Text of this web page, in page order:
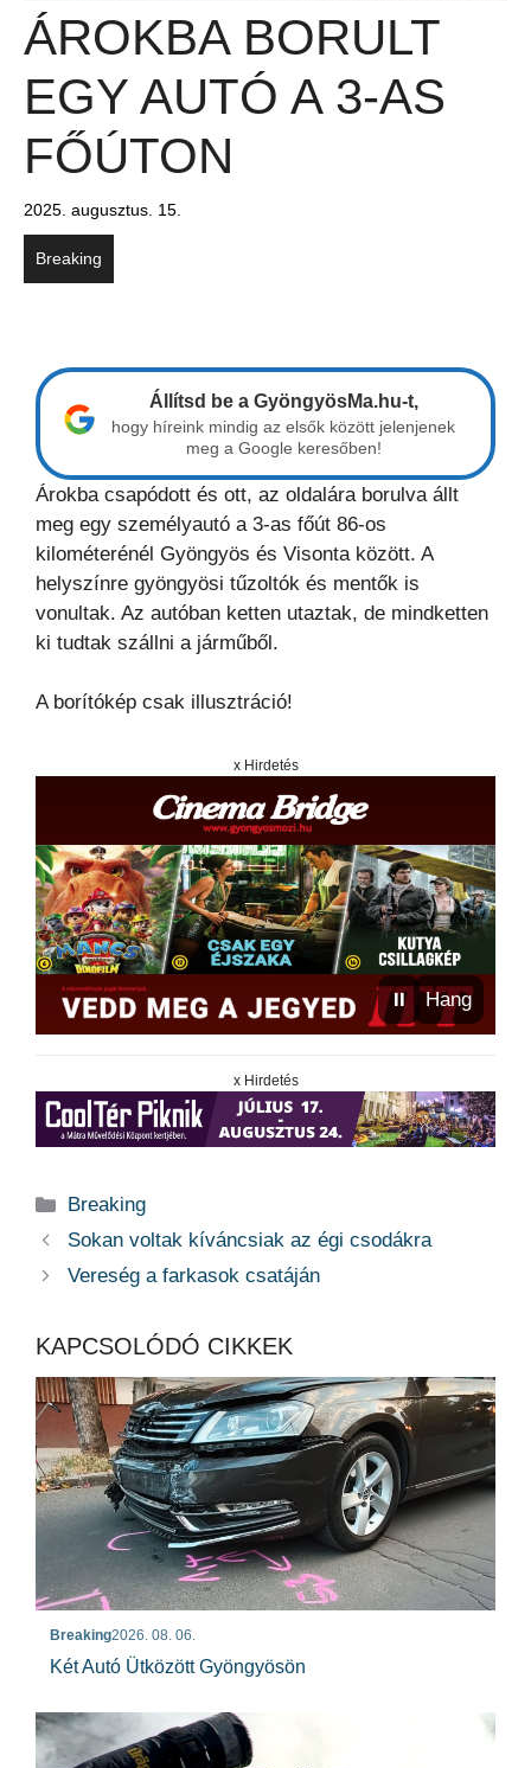
ÁROKBA BORULT
EGY AUTÓ A 3-AS
FŐÚTON
2025. augusztus. 15.
Breaking
Állítsd be a GyöngyösMa.hu-t,
hogy híreink mindig az elsők között jelenjenek
meg a Google keresőben!
Árokba csapódott és ott, az oldalára borulva állt
meg egy személyautó a 3-as főút 86-os
kilométerénél Gyöngyös és Visonta között. A
helyszínre gyöngyösi tűzoltók és mentők is
vonultak. Az autóban ketten utaztak, de mindketten
ki tudtak szállni a járműből.
A borítókép csak illusztráció!
x Hirdetés
⏸ Hang
x Hirdetés
Kategória
Breaking
Sokan voltak kíváncsiak az égi csodákra
Vereség a farkasok csatáján
KAPCSOLÓDÓ CIKKEK
Breaking2026. 08. 06.
Két Autó Ütközött Gyöngyösön